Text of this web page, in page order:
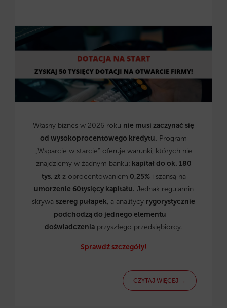
Własny biznes w 2026 roku nie musi zaczynać się
od wysokoprocentowego kredytu. Program
„Wsparcie w starcie” oferuje warunki, których nie
znajdziemy w żadnym banku: kapitał do ok. 180
tys. zł z oprocentowaniem 0,25%i szansą na
umorzenie 60tysięcy kapitału. Jednak regulamin
skrywa szereg pułapek, a analitycy rygorystycznie
podchodzą do jednego elementu –
doświadczenia przyszłego przedsiębiorcy.
Sprawdź szczegóły!
CZYTAJ WIĘCEJ →